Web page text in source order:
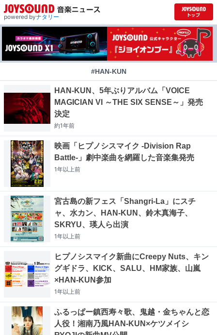
powered byナタリー
#HAN-KUN
HAN-KUN、5年ぶりアルバム「VOICE
MAGICIAN VI ～THE SIX SENSE～」発売
決定
約1年前
映画「ヒプノシスマイク -Division Rap
Battle-」劇中楽曲を網羅した音楽集発売
1年以上前
宮古島の新フェス「Shangri-La」にスチ
ャ、水カン、HAN-KUN、鈴木真海子、
SKRYU、瑛人ら出演
1年以上前
ヒプノシスマイク新曲にCreepy Nuts、キン
グギドラ、KICK、SALU、HM家族、山嵐
×HAN-KUN参加
1年以上前
ふるっぱー鎮西寿々歌、鬼越・金ちゃんと恋
人役！湘南乃風HAN-KUN×ケツメイシ